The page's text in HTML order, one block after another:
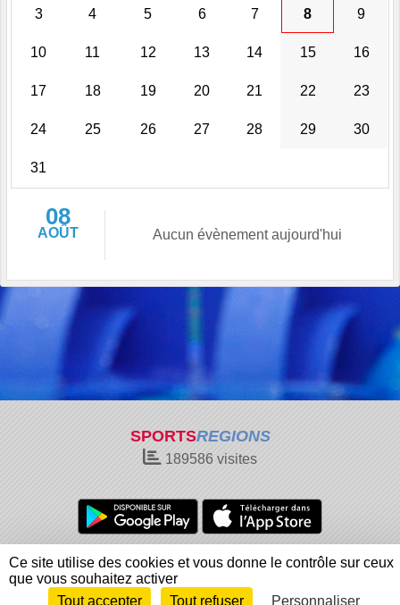
3 4 5 6 7 8 9
10 11 12 13 14 15 16
17 18 19 20 21 22 23
24 25 26 27 28 29 30
31
08
AOÛT Aucun évènement aujourd'hui
SPORTSREGIONS
189586 visites
Charte cookies
Gestion des cookies
Informations légales
Signaler un contenu inapproprié
Envie de participer ?
Ce site utilise des cookies et vous donne le contrôle sur ceux
que vous souhaitez activer
Tout accepter
Tout refuser Personnaliser